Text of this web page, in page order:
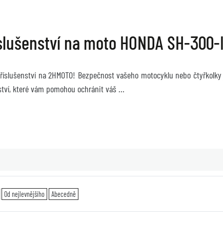
na moto HONDA SH-300-I
na 2HMOTO! Bezpečnost vašeho motocyklu nebo
které vám pomohou ochránit váš
Od nejlevnějšího Abecedně